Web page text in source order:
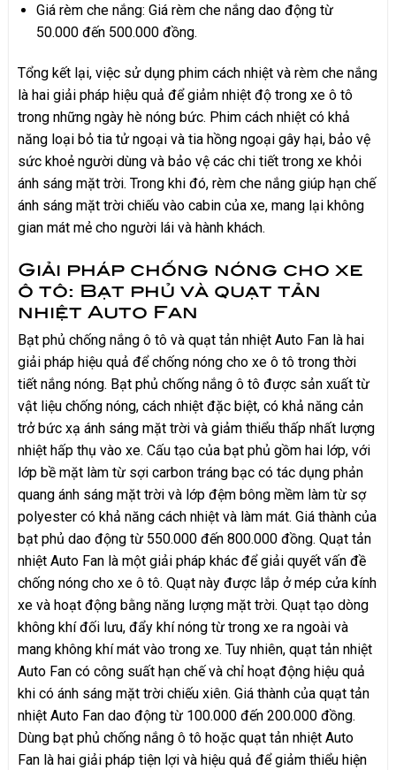
Giá rèm che nắng: Giá rèm che nắng dao động từ
50.000 đến 500.000 đồng.
Tổng kết lại, việc sử dụng phim cách nhiệt và rèm che nắng
là hai giải pháp hiệu quả để giảm nhiệt độ trong xe ô tô
trong những ngày hè nóng bức. Phim cách nhiệt có khả
năng loại bỏ tia tử ngoại và tia hồng ngoại gây hại, bảo vệ
sức khoẻ người dùng và bảo vệ các chi tiết trong xe khỏi
ánh sáng mặt trời. Trong khi đó, rèm che nắng giúp hạn chế
ánh sáng mặt trời chiếu vào cabin của xe, mang lại không
gian mát mẻ cho người lái và hành khách.
Giải pháp chống nóng cho xe
ô tô: Bạt phủ và quạt tản
nhiệt Auto Fan
Bạt phủ chống nắng ô tô và quạt tản nhiệt Auto Fan là hai
giải pháp hiệu quả để chống nóng cho xe ô tô trong thời
tiết nắng nóng. Bạt phủ chống nắng ô tô được sản xuất từ
vật liệu chống nóng, cách nhiệt đặc biệt, có khả năng cản
trở bức xạ ánh sáng mặt trời và giảm thiểu thấp nhất lượng
nhiệt hấp thụ vào xe. Cấu tạo của bạt phủ gồm hai lớp, với
lớp bề mặt làm từ sợi carbon tráng bạc có tác dụng phản
quang ánh sáng mặt trời và lớp đệm bông mềm làm từ sợ
polyester có khả năng cách nhiệt và làm mát. Giá thành của
bạt phủ dao động từ 550.000 đến 800.000 đồng. Quạt tản
nhiệt Auto Fan là một giải pháp khác để giải quyết vấn đề
chống nóng cho xe ô tô. Quạt này được lắp ở mép cửa kính
xe và hoạt động bằng năng lượng mặt trời. Quạt tạo dòng
không khí đối lưu, đẩy khí nóng từ trong xe ra ngoài và
mang không khí mát vào trong xe. Tuy nhiên, quạt tản nhiệt
Auto Fan có công suất hạn chế và chỉ hoạt động hiệu quả
khi có ánh sáng mặt trời chiếu xiên. Giá thành của quạt tản
nhiệt Auto Fan dao động từ 100.000 đến 200.000 đồng.
Dùng bạt phủ chống nắng ô tô hoặc quạt tản nhiệt Auto
Fan là hai giải pháp tiện lợi và hiệu quả để giảm thiểu hiện